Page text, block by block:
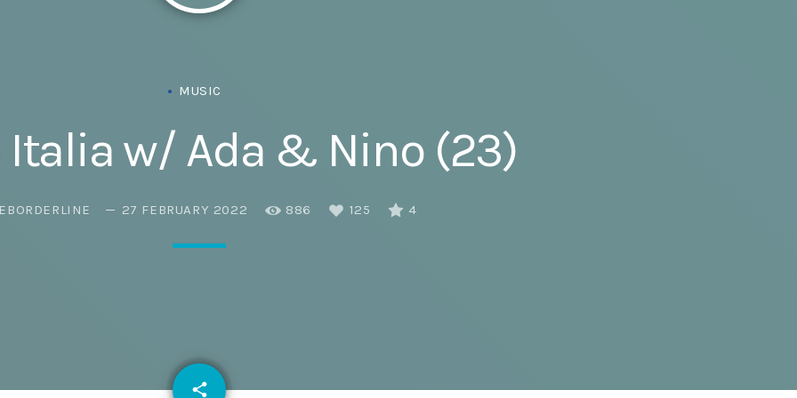
MUSIC
Italia w/ Ada & Nino (23)
27 FEBRUARY 2022 886 125 4
share
email